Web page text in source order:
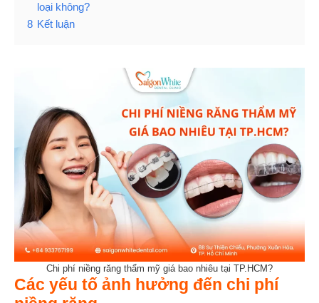
loại không?
8 Kết luận
Chi phí niềng răng thẩm mỹ giá bao nhiêu tại TP.HCM?
Các yếu tố ảnh hưởng đến chi phí